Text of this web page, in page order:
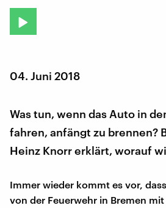
04. Juni 2018
Was tun, wenn das Auto in
fahren, anfängt zu brennen?
Heinz Knorr erklärt, worauf
Immer wieder kommt es vor,
von der Feuerwehr in Bremen